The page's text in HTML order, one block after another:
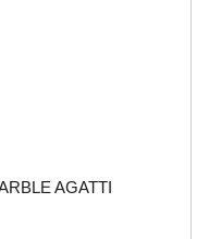
AGATTI